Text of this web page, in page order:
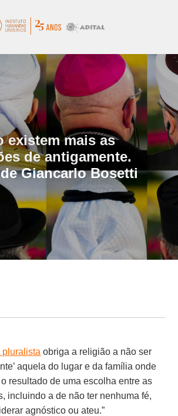
existem mais as
de antigamente.
Giancarlo Bosetti
pluralista obriga a religião a não ser
aquela do lugar e da família onde
resultado de uma escolha entre as
incluindo a de não ter nenhuma fé,
agnóstico ou ateu.”